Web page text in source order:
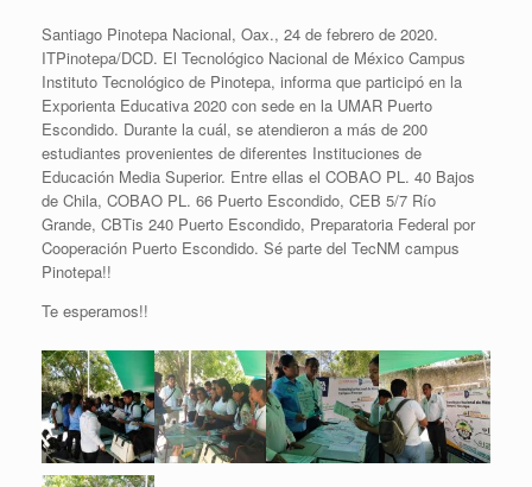
Santiago Pinotepa Nacional, Oax., 24 de febrero de 2020.
ITPinotepa/DCD. El Tecnológico Nacional de México Campus
Instituto Tecnológico de Pinotepa, informa que participó en la
Exporienta Educativa 2020 con sede en la UMAR Puerto
Escondido. Durante la cuál, se atendieron a más de 200
estudiantes provenientes de diferentes Instituciones de
Educación Media Superior. Entre ellas el COBAO PL. 40 Bajos
de Chila, COBAO PL. 66 Puerto Escondido, CEB 5/7 Río
Grande, CBTis 240 Puerto Escondido, Preparatoria Federal por
Cooperación Puerto Escondido. Sé parte del TecNM campus
Pinotepa!!
Te esperamos!!